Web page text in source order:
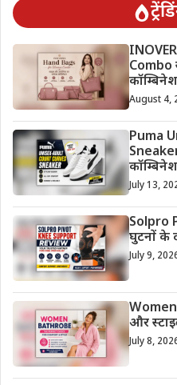
Combo
August 4,
Puma
July 13,
Solpro
घुटनों के
July 9,
और
July 8,